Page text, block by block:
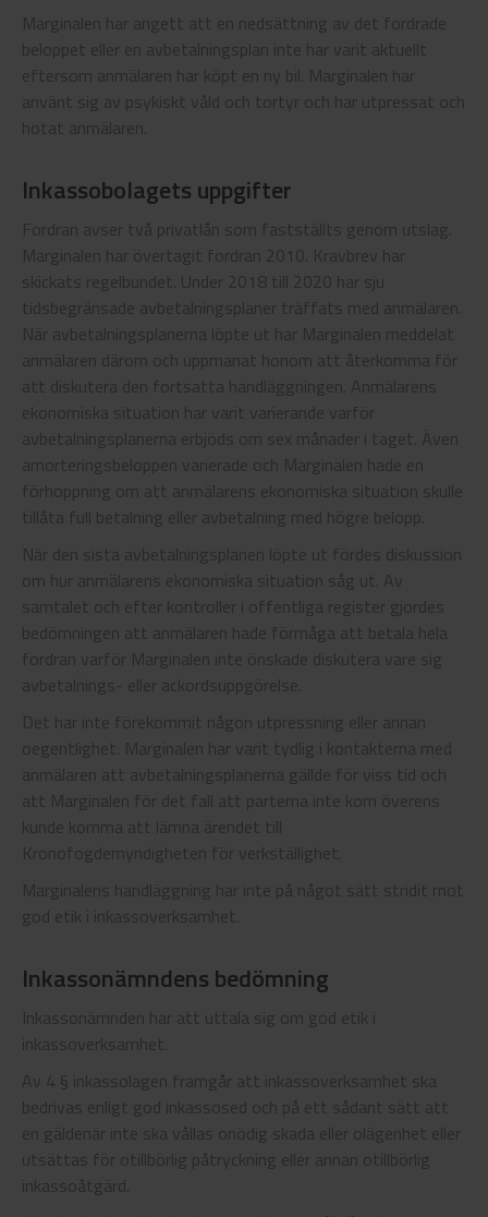
Marginalen har angett att en nedsättning av det fordrade
beloppet eller en avbetalningsplan inte har varit aktuellt
eftersom anmälaren har köpt en ny bil. Marginalen har
använt sig av psykiskt våld och tortyr och har utpressat och
hotat anmälaren.
Inkassobolagets uppgifter
Fordran avser två privatlån som fastställts genom utslag.
Marginalen har övertagit fordran 2010. Kravbrev har
skickats regelbundet. Under 2018 till 2020 har sju
tidsbegränsade avbetalningsplaner träffats med anmälaren.
När avbetalningsplanerna löpte ut har Marginalen meddelat
anmälaren därom och uppmanat honom att återkomma för
att diskutera den fortsatta handläggningen. Anmälarens
ekonomiska situation har varit varierande varför
avbetalningsplanerna erbjöds om sex månader i taget. Även
amorteringsbeloppen varierade och Marginalen hade en
förhoppning om att anmälarens ekonomiska situation skulle
tillåta full betalning eller avbetalning med högre belopp.
När den sista avbetalningsplanen löpte ut fördes diskussion
om hur anmälarens ekonomiska situation såg ut. Av
samtalet och efter kontroller i offentliga register gjordes
bedömningen att anmälaren hade förmåga att betala hela
fordran varför Marginalen inte önskade diskutera vare sig
avbetalnings- eller ackordsuppgörelse.
Det har inte förekommit någon utpressning eller annan
oegentlighet. Marginalen har varit tydlig i kontakterna med
anmälaren att avbetalningsplanerna gällde för viss tid och
att Marginalen för det fall att parterna inte kom överens
kunde komma att lämna ärendet till
Kronofogdemyndigheten för verkställighet.
Marginalens handläggning har inte på något sätt stridit mot
god etik i inkassoverksamhet.
Inkassonämndens bedömning
Inkassonämnden har att uttala sig om god etik i
inkassoverksamhet.
Av 4 § inkassolagen framgår att inkassoverksamhet ska
bedrivas enligt god inkassosed och på ett sådant sätt att
en gäldenär inte ska vållas onödig skada eller olägenhet eller
utsättas för otillbörlig påtryckning eller annan otillbörlig
inkassoåtgärd.